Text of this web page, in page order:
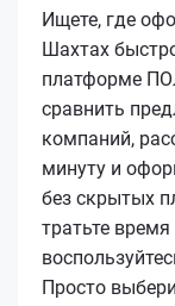
Ищете, где
Шахтах
платформе
сравнить
компаний,
минуту и
без скрытых
тратьте
Просто